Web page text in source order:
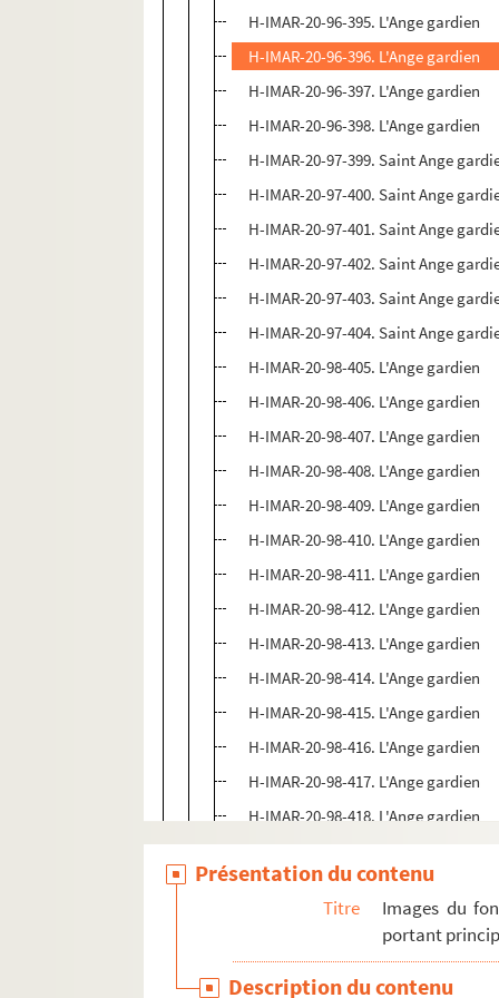
H-IMAR-20-96-395. L'Ange gardien
H-IMAR-20-96-396. L'Ange gardien
H-IMAR-20-96-397. L'Ange gardien
H-IMAR-20-96-398. L'Ange gardien
H-IMAR-20-97-399. Saint Ange
H-IMAR-20-97-400. Saint Ange
H-IMAR-20-97-401. Saint Ange
H-IMAR-20-97-402. Saint Ange
H-IMAR-20-97-403. Saint Ange
H-IMAR-20-97-404. Saint Ange
H-IMAR-20-98-405. L'Ange gardien
H-IMAR-20-98-406. L'Ange gardien
H-IMAR-20-98-407. L'Ange gardien
H-IMAR-20-98-408. L'Ange gardien
H-IMAR-20-98-409. L'Ange gardien
H-IMAR-20-98-410. L'Ange gardien
H-IMAR-20-98-411. L'Ange gardien
H-IMAR-20-98-412. L'Ange gardien
H-IMAR-20-98-413. L'Ange gardien
H-IMAR-20-98-414. L'Ange gardien
H-IMAR-20-98-415. L'Ange gardien
H-IMAR-20-98-416. L'Ange gardien
H-IMAR-20-98-417. L'Ange gardien
H-IMAR-20-98-418. L'Ange gardien
H-IMAR-20-98-419. L'Ange gardien
H-IMAR-20-98-420. L'Ange gardien
H-IMAR-20-98-421. L'Ange gardien
H-IMAR-20-99-423. L'Ange gardien
Présentation du contenu
Titre
Images du
portant
Description du contenu